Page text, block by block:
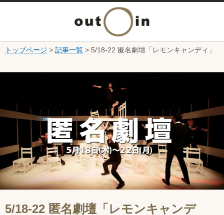
本文へ
ニ
ュ
を
開
く
トップページ > 記事一覧 > 5/18-22 匿名劇壇「レモンキャンディ」
5/18-22 匿名劇壇「レモンキャンデ